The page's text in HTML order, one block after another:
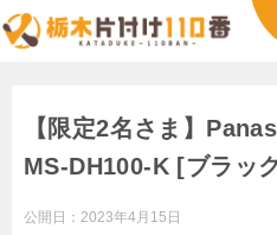
【限定2名さま】
MS-DH100-K [ブラッ
公開日： 2023年4月15日